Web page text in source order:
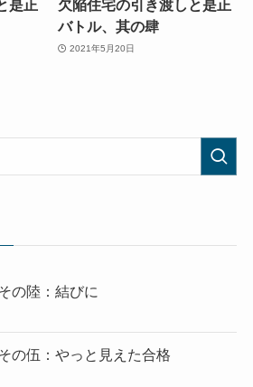
是正
欠陥住宅の引き渡しと是正
バトル、其の肆
2021年5月20日
の陸：結びに
の伍：やっと見えた合格